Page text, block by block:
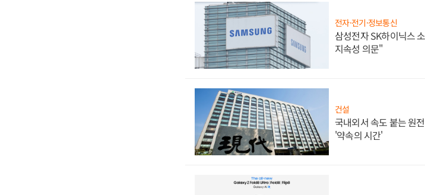
전자·전기·정보통신
삼성전자 SK하이닉스
지속성 의문"
건설
국내외서 속도 붙는 원
'약속의 시간'